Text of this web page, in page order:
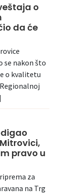
o
da će
se nakon što
o kvalitetu
pravo u
za
na Trg